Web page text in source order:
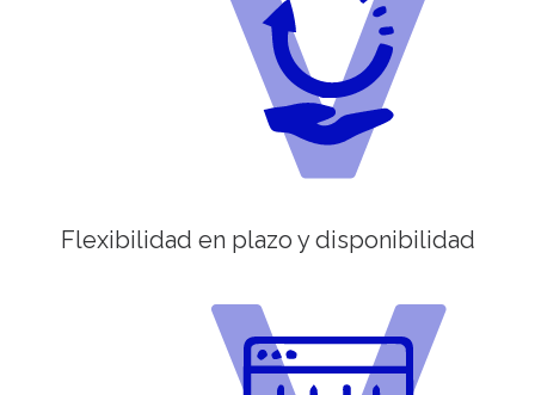
Flexibilidad en plazo y disponibilidad